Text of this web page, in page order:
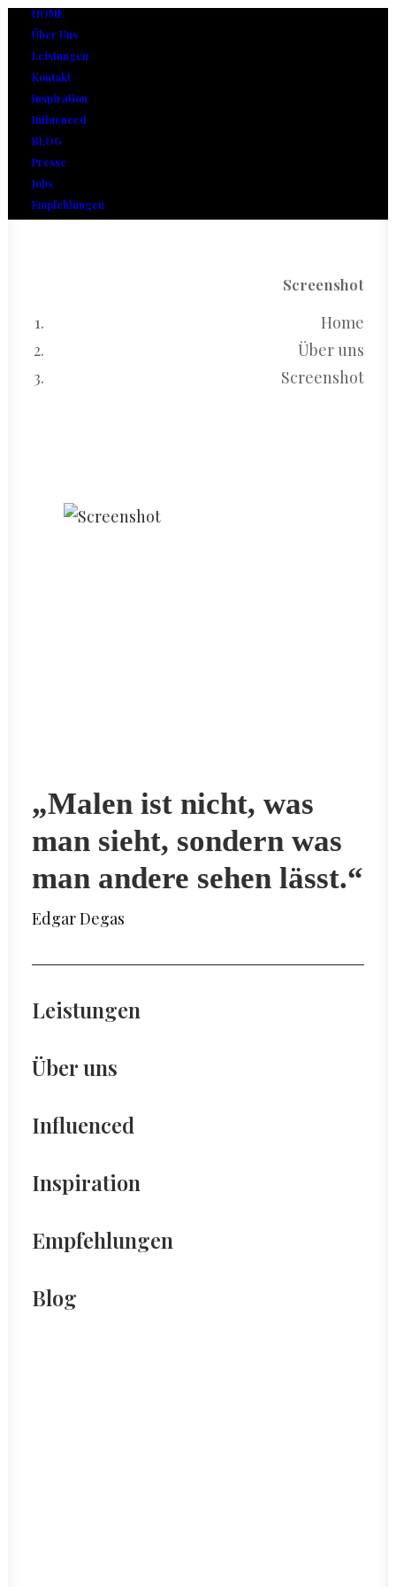
HOME
Über Uns
Leistungen
Kontakt
Inspiration
Influenced
BLOG
Presse
Jobs
Empfehlungen
Screenshot
Home
Über uns
Screenshot
„Malen ist nicht, was
man sieht, sondern was
man andere sehen lässt.“
Edgar Degas
Leistungen
Über uns
Influenced
Inspiration
Empfehlungen
Blog